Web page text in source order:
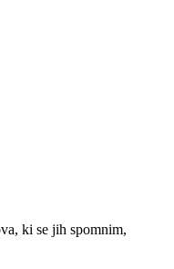
ki se jih spomnim,